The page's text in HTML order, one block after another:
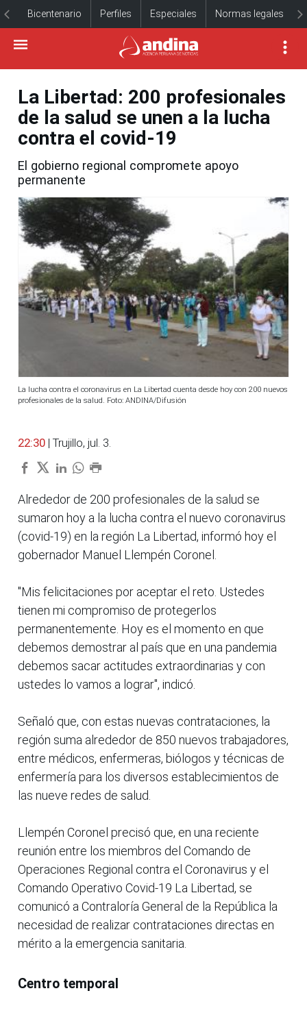
Bicentenario Perfiles Especiales Normas legales
La Libertad: 200 profesionales
de la salud se unen a la lucha
contra el covid-19
El gobierno regional compromete apoyo
permanente
La lucha contra el coronavirus en La Libertad cuenta desde hoy con 200 nuevos
profesionales de la salud. Foto: ANDINA/Difusión
22:30 | Trujillo, jul. 3.
Alrededor de 200 profesionales de la salud se
sumaron hoy a la lucha contra el nuevo coronavirus
(covid-19) en la región La Libertad, informó hoy el
gobernador Manuel Llempén Coronel.
"Mis felicitaciones por aceptar el reto. Ustedes
tienen mi compromiso de protegerlos
permanentemente. Hoy es el momento en que
debemos demostrar al país que en una pandemia
debemos sacar actitudes extraordinarias y con
ustedes lo vamos a lograr", indicó.
Señaló que, con estas nuevas contrataciones, la
región suma alrededor de 850 nuevos trabajadores,
entre médicos, enfermeras, biólogos y técnicas de
enfermería para los diversos establecimientos de
las nueve redes de salud.
Llempén Coronel precisó que, en una reciente
reunión entre los miembros del Comando de
Operaciones Regional contra el Coronavirus y el
Comando Operativo Covid-19 La Libertad, se
comunicó a Contraloría General de la República la
necesidad de realizar contrataciones directas en
mérito a la emergencia sanitaria.
Centro temporal